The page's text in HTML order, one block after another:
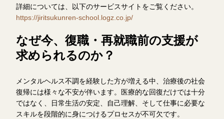
詳細については、以下のサービスサイトをご覧ください。
https://jiritsukunren-school.logz.co.jp/
なぜ今、復職・再就職前の支援が
求められるのか？
メンタルヘルス不調を経験した方が増える中、治療後の社会
復帰には様々な不安が伴います。医療的な回復だけでは十分
ではなく、日常生活の安定、自己理解、そして仕事に必要な
スキルを段階的に身につけるプロセスが不可欠です。